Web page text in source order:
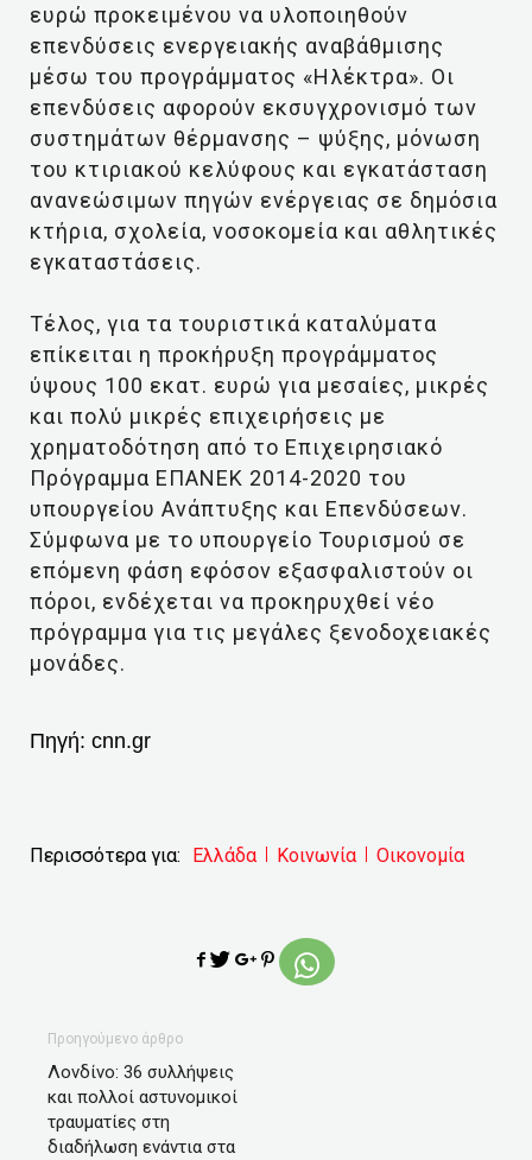
ευρώ προκειμένου να υλοποιηθούν
επενδύσεις ενεργειακής αναβάθμισης
μέσω του προγράμματος «Ηλέκτρα». Οι
επενδύσεις αφορούν εκσυγχρονισμό των
συστημάτων θέρμανσης – ψύξης, μόνωση
του κτιριακού κελύφους και εγκατάσταση
ανανεώσιμων πηγών ενέργειας σε δημόσια
κτήρια, σχολεία, νοσοκομεία και αθλητικές
εγκαταστάσεις.
Τέλος, για τα τουριστικά καταλύματα
επίκειται η προκήρυξη προγράμματος
ύψους 100 εκατ. ευρώ για μεσαίες, μικρές
και πολύ μικρές επιχειρήσεις με
χρηματοδότηση από το Επιχειρησιακό
Πρόγραμμα ΕΠΑΝΕΚ 2014-2020 του
υπουργείου Ανάπτυξης και Επενδύσεων.
Σύμφωνα με το υπουργείο Τουρισμού σε
επόμενη φάση εφόσον εξασφαλιστούν οι
πόροι, ενδέχεται να προκηρυχθεί νέο
πρόγραμμα για τις μεγάλες ξενοδοχειακές
μονάδες.
Πηγή: cnn.gr
Περισσότερα για: Ελλάδα Κοινωνία Οικονομία
Προηγούμενο άρθρο
Λονδίνο: 36 συλλήψεις
και πολλοί αστυνομικοί
τραυματίες στη
διαδήλωση ενάντια στα